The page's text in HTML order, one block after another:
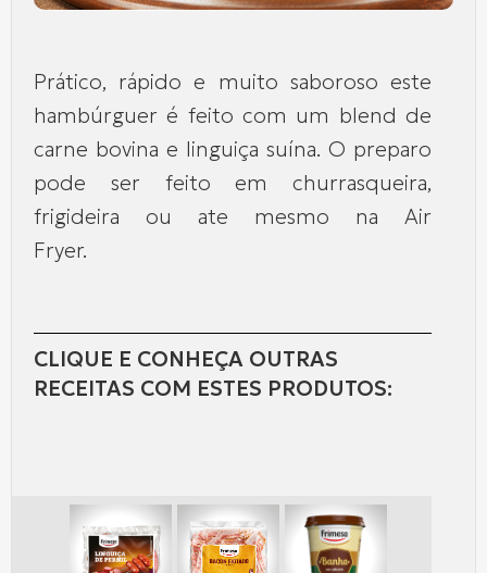
Prático, rápido e muito saboroso este
hambúrguer é feito com um blend de
carne bovina e linguiça suína. O preparo
pode ser feito em churrasqueira,
frigideira ou ate mesmo na Air
Fryer.
CLIQUE E CONHEÇA OUTRAS
RECEITAS COM ESTES PRODUTOS: